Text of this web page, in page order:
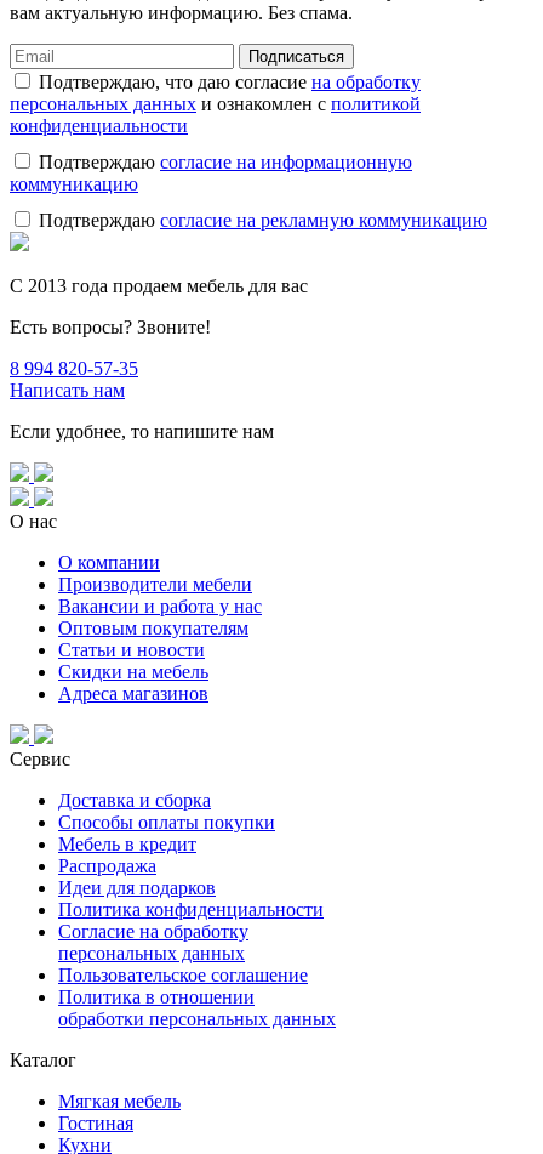
вам актуальную информацию. Без спама.
Подписаться
Подтверждаю, что даю согласие на обработку
персональных данных и ознакомлен с политикой
конфиденциальности
Подтверждаю согласие на информационную
коммуникацию
Подтверждаю согласие на рекламную коммуникацию
C 2013 года продаем мебель для вас
Есть вопросы? Звоните!
8 994 820-57-35
Написать нам
Если удобнее, то напишите нам
О нас
О компании
Производители мебели
Вакансии и работа у нас
Оптовым покупателям
Статьи и новости
Скидки на мебель
Адреса магазинов
Сервис
Доставка и сборка
Способы оплаты покупки
Мебель в кредит
Распродажа
Идеи для подарков
Политика конфиденциальности
Согласие на обработку
персональных данных
Пользовательское соглашение
Политика в отношении
обработки персональных данных
Каталог
Мягкая мебель
Гостиная
Кухни